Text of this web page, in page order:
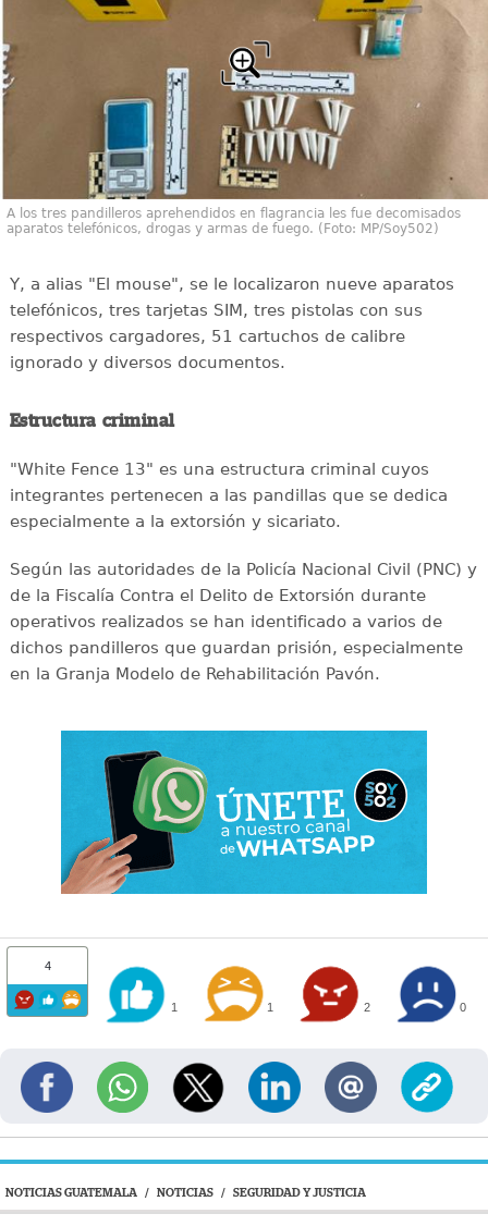
A los tres pandilleros aprehendidos en flagrancia les fue decomisados
aparatos telefónicos, drogas y armas de fuego. (Foto: MP/Soy502)
Y, a alias "El mouse", se le localizaron nueve aparatos
telefónicos, tres tarjetas SIM, tres pistolas con sus
respectivos cargadores, 51 cartuchos de calibre
ignorado y diversos documentos.
Estructura criminal
"White Fence 13" es una estructura criminal cuyos
integrantes pertenecen a las pandillas que se dedica
especialmente a la extorsión y sicariato.
Según las autoridades de la Policía Nacional Civil (PNC) y
de la Fiscalía Contra el Delito de Extorsión durante
operativos realizados se han identificado a varios de
dichos pandilleros que guardan prisión, especialmente
en la Granja Modelo de Rehabilitación Pavón.
4
1 1 2 0
NOTICIAS GUATEMALA / NOTICIAS / SEGURIDAD Y JUSTICIA